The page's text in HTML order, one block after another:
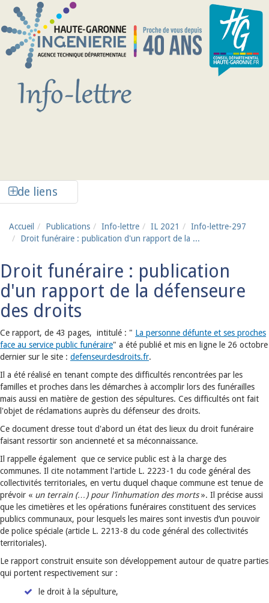
Aller au contenu principal
de liens
Accueil Publications Info-lettre IL 2021
Info-lettre-297
Droit funéraire : publication d'un rapport de la ...
Droit funéraire : publication
d'un rapport de la défenseure
des droits
Ce rapport, de 43 pages, intitulé : " La personne défunte et ses proches
face au service public funéraire" a été publié et mis en ligne le 26 octobre
dernier sur le site : defenseurdesdroits.fr.
Il a été réalisé en tenant compte des difficultés rencontrées par les
familles et proches dans les démarches à accomplir lors des funérailles
mais aussi en matière de gestion des sépultures. Ces difficultés ont fait
l'objet de réclamations auprès du défenseur des droits.
Ce document dresse tout d'abord un état des lieux du droit funéraire
faisant ressortir son ancienneté et sa méconnaissance.
Il rappelle également que ce service public est à la charge des
communes. Il cite notamment l'article L. 2223-1 du code général des
collectivités territoriales, en vertu duquel chaque commune est tenue de
prévoir « un terrain (…) pour l’inhumation des morts». Il précise aussi
que les cimetières et les opérations funéraires constituent des services
publics communaux, pour lesquels les maires sont investis d’un pouvoir
de police spéciale (article L. 2213-8 du code général des collectivités
territoriales).
Le rapport construit ensuite son développement autour de quatre parties
qui portent respectivement sur :
le droit à la sépulture,